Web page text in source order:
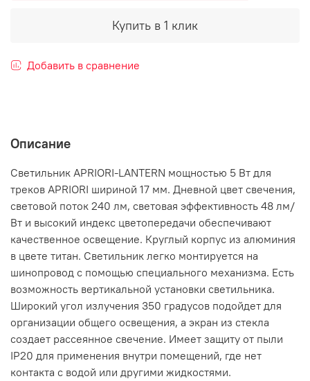
Купить в 1 клик
Добавить в сравнение
Описание
Светильник APRIORI-LANTERN мощностью 5 Вт для
треков APRIORI шириной 17 мм. Дневной цвет свечения,
световой поток 240 лм, световая эффективность 48 лм/
Вт и высокий индекс цветопередачи обеспечивают
качественное освещение. Круглый корпус из алюминия
в цвете титан. Светильник легко монтируется на
шинопровод с помощью специального механизма. Есть
возможность вертикальной установки светильника.
Широкий угол излучения 350 градусов подойдет для
организации общего освещения, а экран из стекла
создает рассеянное свечение. Имеет защиту от пыли
IP20 для применения внутри помещений, где нет
контакта с водой или другими жидкостями.